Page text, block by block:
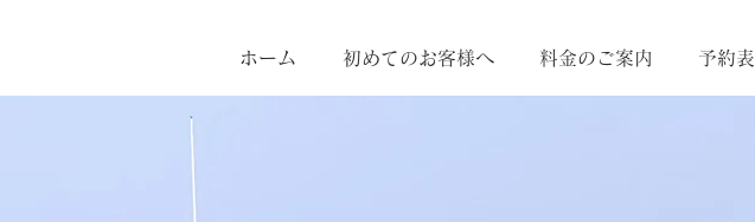
ホーム 初めてのお客様へ 料金のご案内 予約表